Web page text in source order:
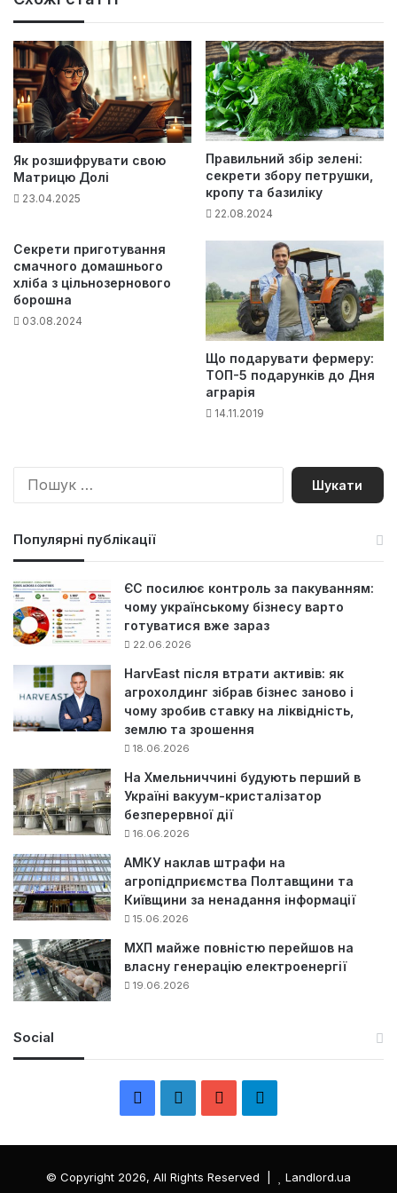
Як розшифрувати свою
Матрицю Долі
23.04.2025
Правильний збір зелені:
секрети збору петрушки,
кропу та базиліку
22.08.2024
Секрети приготування
смачного домашнього
хліба з цільнозернового
борошна
03.08.2024
Що подарувати фермеру:
ТОП-5 подарунків до Дня
аграрія
14.11.2019
П
Популярні публікації
ЄС посилює контроль за пакуванням:
чому українському бізнесу варто
готуватися вже зараз
22.06.2026
HarvEast після втрати активів: як
агрохолдинг зібрав бізнес заново і
чому зробив ставку на ліквідність,
землю та зрошення
18.06.2026
На Хмельниччині будують перший в
Україні вакуум-кристалізатор
безперервної дії
16.06.2026
АМКУ наклав штрафи на
агропідприємства Полтавщини та
Київщини за ненадання інформації
15.06.2026
МХП майже повністю перейшов на
власну генерацію електроенергії
19.06.2026
Social
л
© Copyright 2026, All Rights Reserved | Landlord.ua